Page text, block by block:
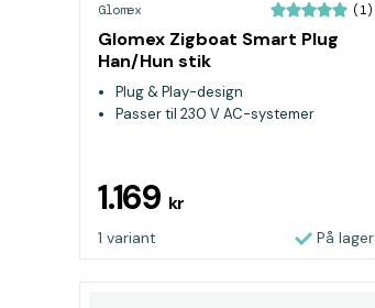
Glomex (1)
Glomex Zigboat Smart Plug
Han/Hun stik
Plug & Play-design
Passer til 230 V AC-systemer
1.169 kr
1 variant På lager